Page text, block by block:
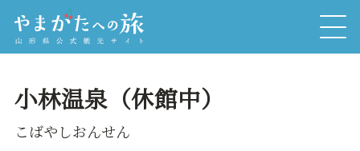
小林温泉（休館中）
こばやしおんせん